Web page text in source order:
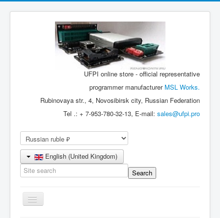
UFPI online store - official representative
programmer manufacturer MSL Works.
Rubinovaya str., 4, Novosibirsk city, Russian Federation
Tel .: + 7-953-780-32-13, E-mail: sales@ufpi.pro
English (United Kingdom)
Toggle
Navigation